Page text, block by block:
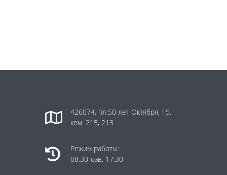
426074, пл.50 лет Октября, 15,
ком. 215, 213
Режим работы:
08:30-озь, 17:30